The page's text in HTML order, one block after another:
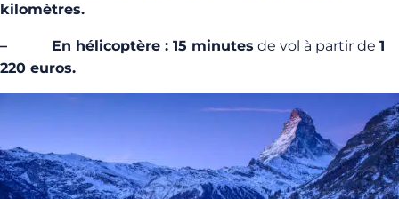
kilomètres.
– En hélicoptère : 15 minutes de vol à partir de 1
220 euros.